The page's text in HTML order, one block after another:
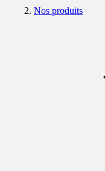
Nos produits